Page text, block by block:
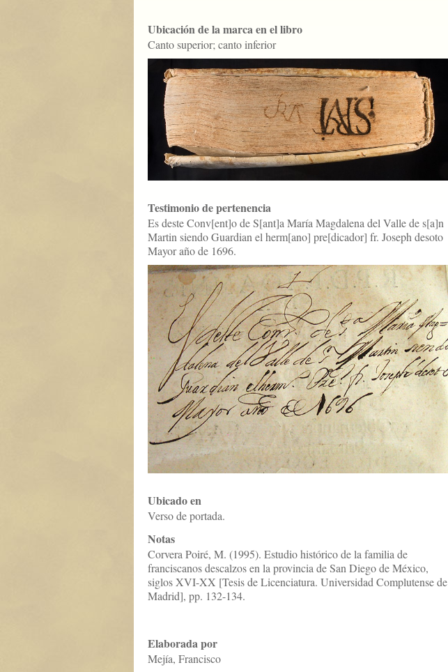
Ubicación de la marca en el libro
Canto superior; canto inferior
Testimonio de pertenencia
Es deste Conv[ent]o de S[ant]a María Magdalena del Valle de s[a]n
Martin siendo Guardian el herm[ano] pre[dicador] fr. Joseph desoto
Mayor año de 1696.
Ubicado en
Verso de portada.
Notas
Corvera Poiré, M. (1995). Estudio histórico de la familia de
franciscanos descalzos en la provincia de San Diego de México,
siglos XVI-XX [Tesis de Licenciatura. Universidad Complutense de
Madrid], pp. 132-134.
Elaborada por
Mejía, Francisco